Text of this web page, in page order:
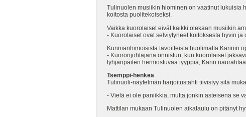
Tulinuolen musiikin hiominen on vaatinut lukuisia
koitosta puolitekoiseksi.
Vaikka kuorolaiset eivät kaikki olekaan musiikin
- Kuorolaiset ovat selviytyneet koitoksesta hyvin
Kunnianhimoisista tavoitteista huolimatta Karinin
- Kuoronjohtajana onnistun, kun kuorolaiset
tyhjänpäiten hermostuvaa tyyppiä, Karin naurahtaa.
Tsemppi-henkeä
Tulinuoli-näytelmän harjoitustahti tiivistyy sitä
- Vielä ei ole paniikkia, mutta jonkin asteisena se
Mattilan mukaan Tulinuolen aikataulu on pitänyt